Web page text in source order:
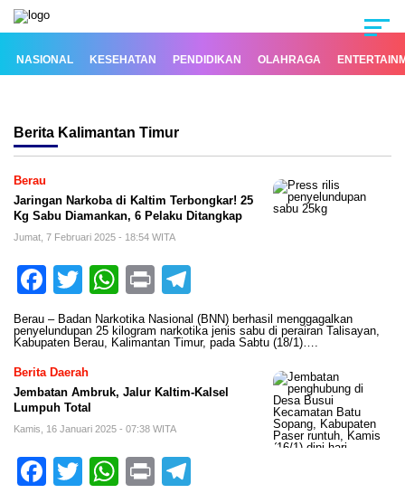
NASIONAL KESEHATAN PENDIDIKAN OLAHRAGA
Berita Kalimantan Timur
Berau
Jaringan Narkoba di Kaltim Terbongkar! 25
Kg Sabu Diamankan, 6 Pelaku Ditangkap
Jumat, 7 Februari 2025 - 18:54 WITA
Facebook
TwitterWhatsApp
Print
Berau – Badan Narkotika Nasional (BNN) berhasil menggagalkan
penyelundupan 25 kilogram narkotika jenis sabu di perairan Talisayan,
Kabupaten Berau, Kalimantan Timur, pada Sabtu (18/1)….
Berita Daerah
Jembatan Ambruk, Jalur Kaltim-Kalsel
Lumpuh Total
Kamis, 16 Januari 2025 - 07:38 WITA
Facebook
TwitterWhatsApp
Print